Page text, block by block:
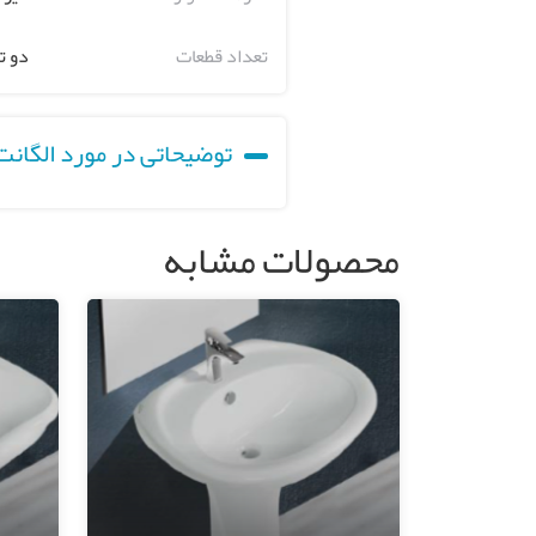
تعداد قطعات
دو
توضیحاتی در مورد
محصولات مشابه